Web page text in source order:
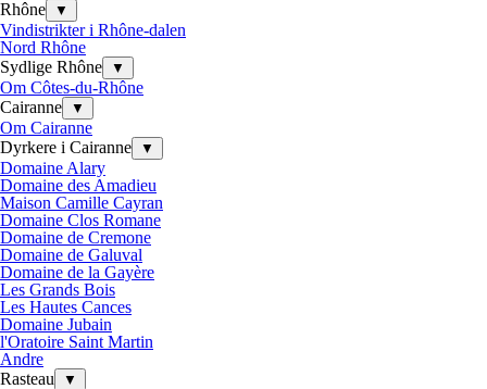
Rhône
▼
Vindistrikter i Rhône-dalen
Nord Rhône
Sydlige Rhône
▼
Om Côtes-du-Rhône
Cairanne
▼
Om Cairanne
Dyrkere i Cairanne
▼
Domaine Alary
Domaine des Amadieu
Maison Camille Cayran
Domaine Clos Romane
Domaine de Cremone
Domaine de Galuval
Domaine de la Gayère
Les Grands Bois
Les Hautes Cances
Domaine Jubain
l'Oratoire Saint Martin
Andre
Rasteau
▼